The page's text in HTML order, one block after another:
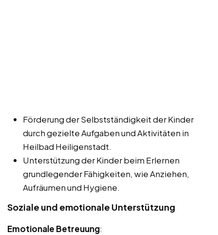
Förderung der Selbstständigkeit der Kinder
durch gezielte Aufgaben und Aktivitäten in
Heilbad Heiligenstadt.
Unterstützung der Kinder beim Erlernen
grundlegender Fähigkeiten, wie Anziehen,
Aufräumen und Hygiene.
Soziale und emotionale Unterstützung
Emotionale Betreuung: